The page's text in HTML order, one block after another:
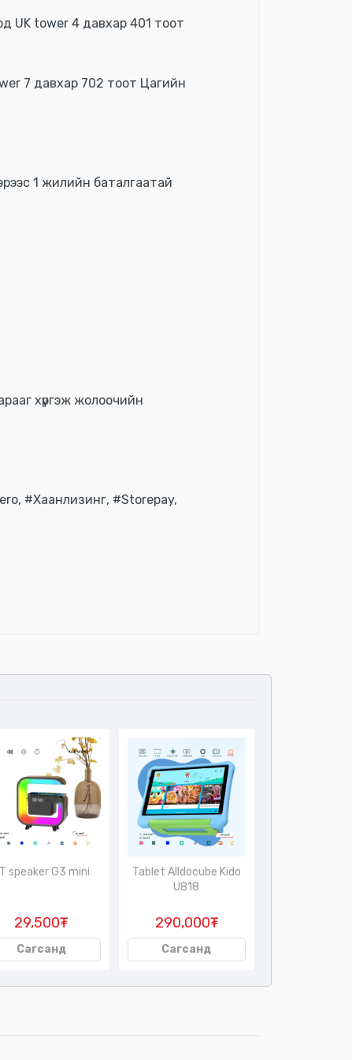
UK tower 4 давхар 401 тоот
7 давхар 702 тоот Цагийн
1 жилийн баталгаатай
хүргэж жолоочийн
#Хаанлизинг, #Storepay,
speaker G3 mini
29,500₮
Сагсанд
Tablet Alldocube Kido
U818
290,000₮
Сагсанд